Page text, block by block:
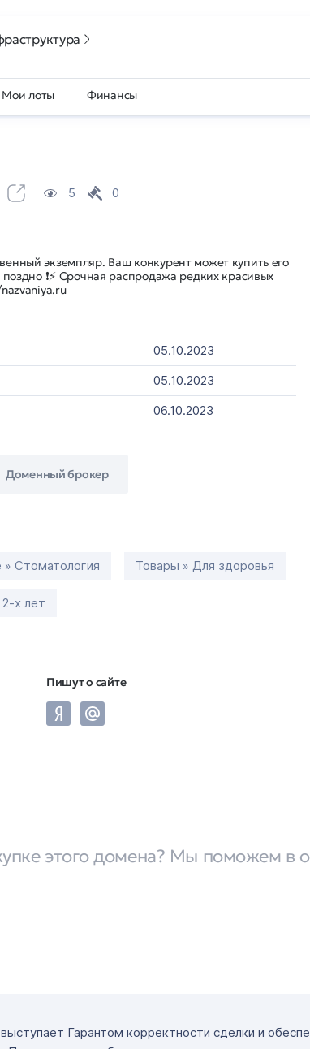
Мои лоты Финансы
5 0
экземпляр. Ваш конкурент может купить его
❗⚡ Срочная распродажа редких красивых
05.10.2023
05.10.2023
06.10.2023
Доменный брокер
» Стоматология Товары » Для здоровья
х лет
Пишут о сайте
этого домена? Мы поможем в
Гарантом корректности сделки и